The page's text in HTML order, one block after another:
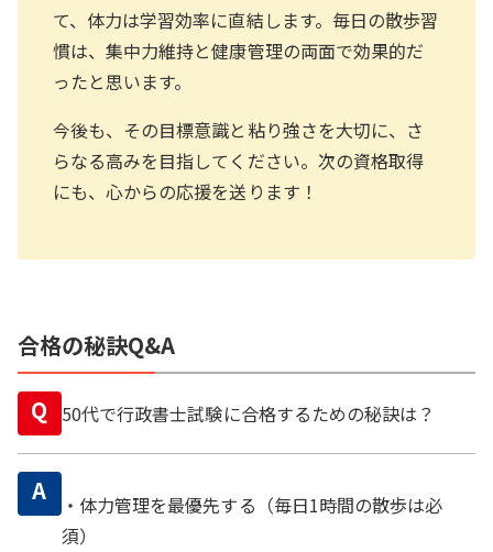
て、体力は学習効率に直結します。毎日の散歩習
慣は、集中力維持と健康管理の両面で効果的だ
ったと思います。
今後も、その目標意識と粘り強さを大切に、さ
らなる高みを目指してください。次の資格取得
にも、心からの応援を送ります！
合格の秘訣Q&A
Q 50代で行政書士試験に合格するための秘訣は？
A
・体力管理を最優先する（毎日1時間の散歩は必
須）